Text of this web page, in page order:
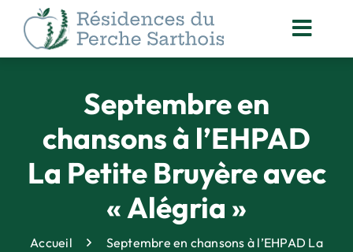
Passer
contenu
DES RÉSIDENTS
NOS
ACTUALITÉS
ORGANISATION
DES SOINS
ANIMATION
& VIE SOCIALE
Septembre en
chansons à l’EHPAD
La Petite Bruyère avec
« Alégria »
Accueil
Septembre en chansons à l’EHPAD La